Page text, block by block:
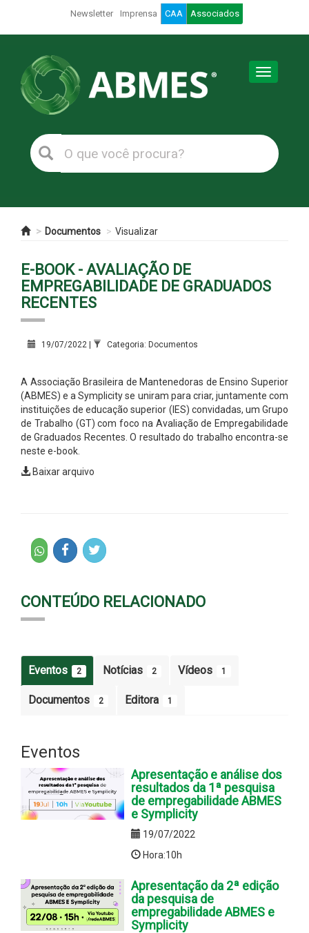
Newsletter Imprensa CAA Associados
Toggle
Documentos Visualizar
E-BOOK - AVALIAÇÃO DE
EMPREGABILIDADE DE GRADUADOS
RECENTES
19/07/2022 | Categoria: Documentos
A Associação Brasileira de Mantenedoras de Ensino Superior
(ABMES) e a Symplicity se uniram para criar, juntamente com
instituições de educação superior (IES) convidadas, um Grupo
de Trabalho (GT) com foco na Avaliação de Empregabilidade
de Graduados Recentes. O resultado do trabalho encontra-se
neste e-book.
Baixar arquivo
CONTEÚDO RELACIONADO
Eventos 2 Notícias 2 Vídeos 1
Documentos 2 Editora 1
Eventos
Apresentação e análise dos
resultados da 1ª pesquisa
de empregabilidade ABMES
e Symplicity
19/07/2022
Hora:10h
Apresentação da 2ª edição
da pesquisa de
empregabilidade ABMES e
Symplicity